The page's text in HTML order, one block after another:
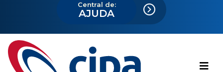
Central de:
AJUDA